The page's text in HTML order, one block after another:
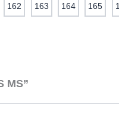
162 163 164 165
MS”